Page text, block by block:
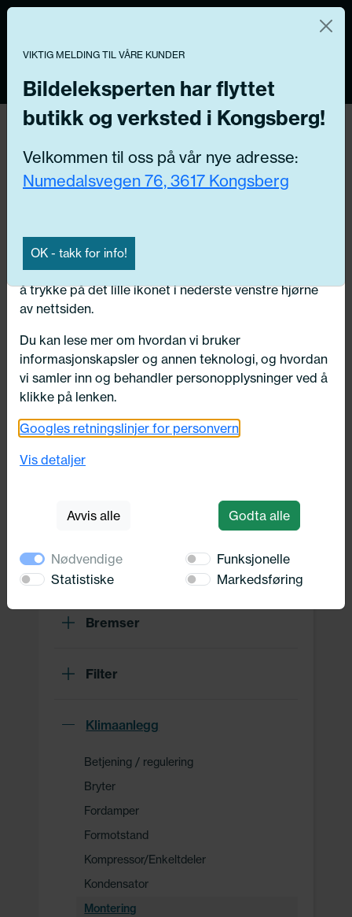
Få riktig del til bilen din ved å legge inn
N
Velg kjøretøy
Drivverk
Motor, Drivstoff og Eksos
Karosseri, tilbehør og diverse
Hjuloppheng og Hjullager
Bremser
Filter
Klimaanlegg
Betjening / regulering
Bryter
Fordamper
Formotstand
Kompressor/Enkeltdeler
Kondensator
Montering
Vi og våre forretningspartnere bruker teknologier,
inkludert informasjonskapsler/«cookies» til å samle
informasjon om deg for forskjellige formål, inkludert:
Funksjonelle, Statistiske, Markedsføring
Ved å trykke «Godta» gir du din tillatelse til alle disse
formålene. Du kan også velge formålet du vil
innstillingene».
Du kan trekke tilbake samtykket ditt til enhver tid ved
å trykke på det lille ikonet i nederste venstre hjørne
av nettsiden.
Du kan lese mer om hvordan vi bruker
informasjonskapsler og annen teknologi, og hvordan
vi samler inn og behandler personopplysninger ved å
klikke på lenken.
Googles retningslinjer for personvern
Vis detaljer
Avvis alle Godta alle
Nødvendige
Funksjonelle
Statistiske
Markedsføring
VIKTIG MELDING TIL VÅRE KUNDER
Bildeleksperten har flyttet
butikk og verksted i Kongsberg!
Velkommen til oss på vår nye adresse:
Numedalsvegen 76, 3617 Kongsberg
OK - takk for info!